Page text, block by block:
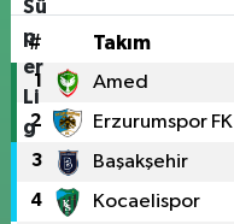
# Takım
1 Amed
2 Erzurumspor FK
3 Başakşehir
4 Kocaelispor